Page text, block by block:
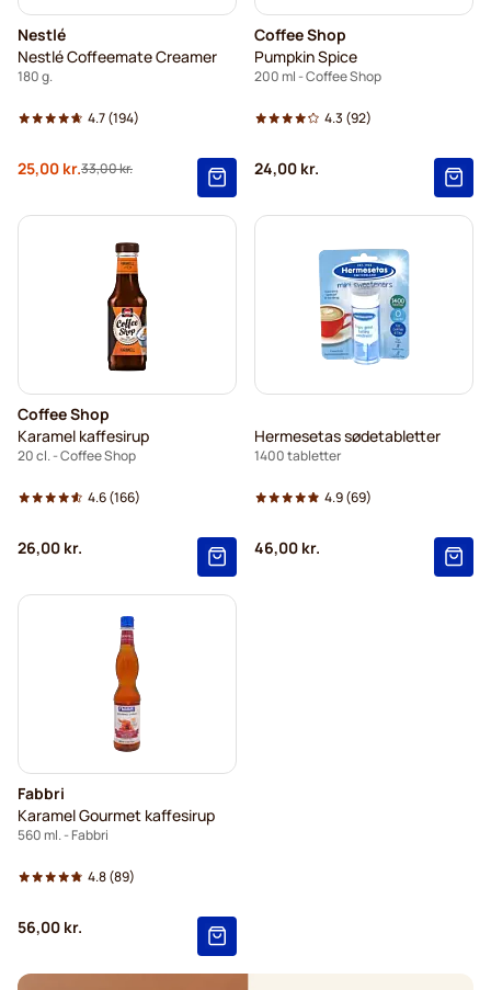
Nestlé
Nestlé Coffeemate Creamer
180 g.
4.7(194)
Tilbudspris
25,00 kr.Normalpris
33,00 kr.
Coffee Shop
Pumpkin Spice
200 ml - Coffee Shop
4.3 (92)
24,00 kr.
Coffee Shop
Karamel kaffesirup
20 cl. - Coffee Shop
4.6(166)
26,00 kr.
Hermesetas sødetabletter
1400 tabletter
4.9(69)
46,00 kr.
Fabbri
Karamel Gourmet kaffesirup
560 ml. - Fabbri
4.8(89)
56,00 kr.